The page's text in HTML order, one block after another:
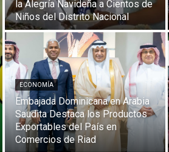
la Alegría Navideña a Cientos de
Niños del Distrito Nacional
ECONOMÍA
Embajada Dominicana en Arabia
Saudita Destaca los Productos
Exportables del País en
Comercios de Riad